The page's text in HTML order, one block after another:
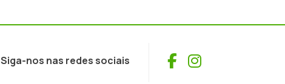
Siga-nos nas redes sociais Facebook
Instagram